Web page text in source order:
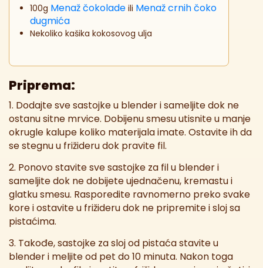
100g Menaž čokolade ili Menaž crnih čoko
dugmića
Nekoliko kašika kokosovog ulja
Priprema:
1. Dodajte sve sastojke u blender i sameljite dok ne
ostanu sitne mrvice. Dobijenu smesu utisnite u manje
okrugle kalupe koliko materijala imate. Ostavite ih da
se stegnu u frižideru dok pravite fil.
2. Ponovo stavite sve sastojke za fil u blender i
sameljite dok ne dobijete ujednačenu, kremastu i
glatku smesu. Rasporedite ravnomerno preko svake
kore i ostavite u frižideru dok ne pripremite i sloj sa
pistaćima.
3. Takođe, sastojke za sloj od pistaća stavite u
blender i meljite od pet do 10 minuta. Nakon toga